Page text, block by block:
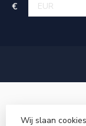
€
Wij slaan